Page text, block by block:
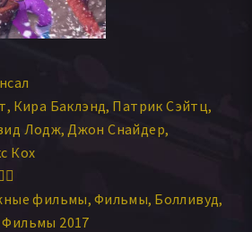
Кира Баклэнд Патрик Сэйтц
Лодж Джон Снайдер
Кох
фильмы Фильмы Болливуд
Фильмы 2017